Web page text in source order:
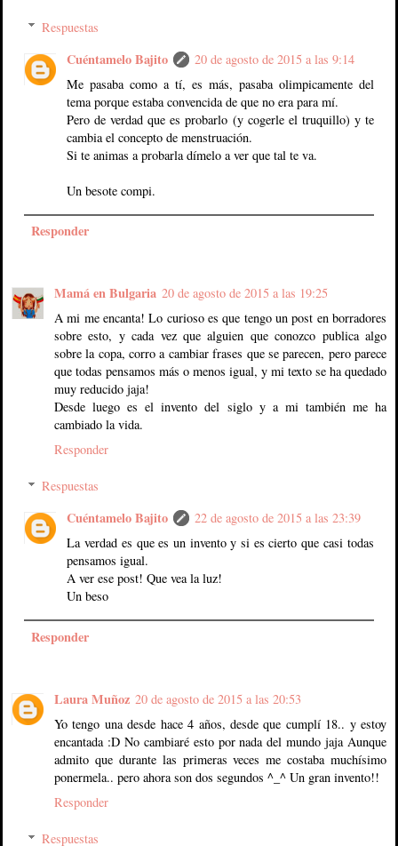
Respuestas
Cuéntamelo Bajito
20 de agosto de 2015 a las 9:14
Me pasaba como a tí, es más, pasaba olimpicamente del
tema porque estaba convencida de que no era para mí.
Pero de verdad que es probarlo (y cogerle el truquillo) y te
cambia el concepto de menstruación.
Si te animas a probarla dímelo a ver que tal te va.
Un besote compi.
Responder
Mamá en Bulgaria 20 de agosto de 2015 a las 19:25
A mi me encanta! Lo curioso es que tengo un post en borradores
sobre esto, y cada vez que alguien que conozco publica algo
sobre la copa, corro a cambiar frases que se parecen, pero parece
que todas pensamos más o menos igual, y mi texto se ha quedado
muy reducido jaja!
Desde luego es el invento del siglo y a mi también me ha
cambiado la vida.
Responder
Respuestas
Cuéntamelo Bajito
22 de agosto de 2015 a las 23:39
La verdad es que es un invento y si es cierto que casi todas
pensamos igual.
A ver ese post! Que vea la luz!
Un beso
Responder
Laura Muñoz 20 de agosto de 2015 a las 20:53
Yo tengo una desde hace 4 años, desde que cumplí 18.. y estoy
encantada :D No cambiaré esto por nada del mundo jaja Aunque
admito que durante las primeras veces me costaba muchísimo
ponermela.. pero ahora son dos segundos ^_^ Un gran invento!!
Responder
Respuestas